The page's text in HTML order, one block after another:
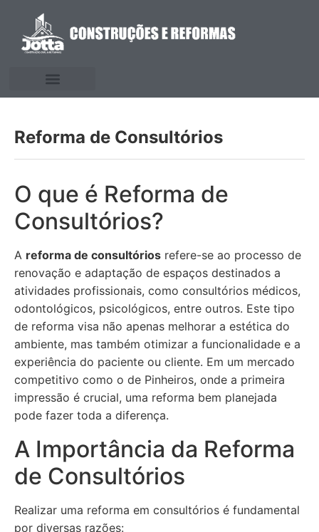
Reforma de Consultórios
O que é Reforma de
Consultórios?
A reforma de consultórios refere-se ao processo de
renovação e adaptação de espaços destinados a
atividades profissionais, como consultórios médicos,
odontológicos, psicológicos, entre outros. Este tipo
de reforma visa não apenas melhorar a estética do
ambiente, mas também otimizar a funcionalidade e a
experiência do paciente ou cliente. Em um mercado
competitivo como o de Pinheiros, onde a primeira
impressão é crucial, uma reforma bem planejada
pode fazer toda a diferença.
A Importância da Reforma
de Consultórios
Realizar uma reforma em consultórios é fundamental
por diversas razões: